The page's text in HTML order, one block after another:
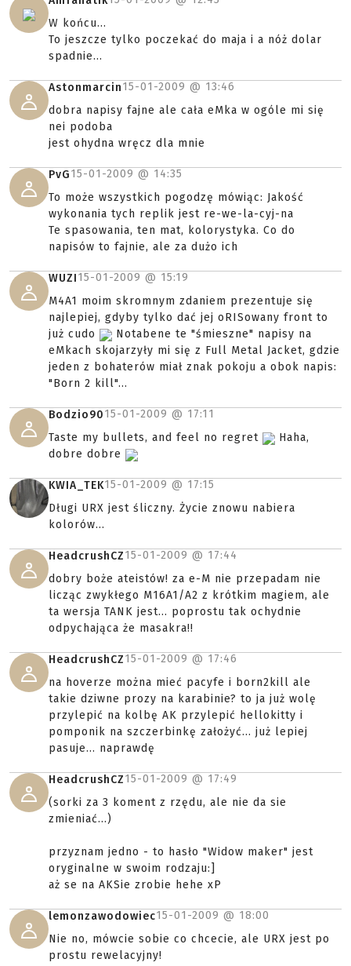
W końcu...
To jeszcze tylko poczekać do maja i a nóż dolar
spadnie...
Astonmarcin15-01-2009 @ 13:46
dobra napisy fajne ale cała eMka w ogóle mi się
nei podoba
jest ohydna wręcz dla mnie
PvG15-01-2009 @ 14:35
To może wszystkich pogodzę mówiąc: Jakość
wykonania tych replik jest re-we-la-cyj-na
Te spasowania, ten mat, kolorystyka. Co do
napisów to fajnie, ale za dużo ich
WUZI15-01-2009 @ 15:19
M4A1 moim skromnym zdaniem prezentuje się
najlepiej, gdyby tylko dać jej oRISowany front to
już cudo
Notabene te "śmieszne" napisy na
eMkach skojarzyły mi się z Full Metal Jacket, gdzie
jeden z bohaterów miał znak pokoju a obok napis:
"Born 2 kill"...
Bodzio9015-01-2009 @ 17:11
Taste my bullets, and feel no regret
Haha,
dobre dobre
KWIA_TEK15-01-2009 @ 17:15
Długi URX jest śliczny. Życie znowu nabiera
kolorów...
HeadcrushCZ15-01-2009 @ 17:44
dobry boże ateistów! za e-M nie przepadam nie
licząc zwykłego M16A1/A2 z krótkim magiem, ale
ta wersja TANK jest... poprostu tak ochydnie
odpychająca że masakra!!
HeadcrushCZ15-01-2009 @ 17:46
na hoverze można mieć pacyfe i born2kill ale
takie dziwne prozy na karabinie? to ja już wolę
przylepić na kolbę AK przylepić hellokitty i
pomponik na szczerbinkę założyć... już lepiej
pasuje... naprawdę
HeadcrushCZ15-01-2009 @ 17:49
(sorki za 3 koment z rzędu, ale nie da sie
zmieniać...)
przyznam jedno - to hasło "Widow maker" jest
oryginalne w swoim rodzaju:]
aż se na AKSie zrobie hehe xP
lemonzawodowiec15-01-2009 @ 18:00
Nie no, mówcie sobie co chcecie, ale URX jest po
prostu rewelacyjny!